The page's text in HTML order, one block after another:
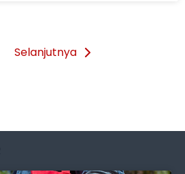
Selanjutnya